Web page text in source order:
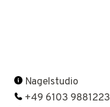
Nagelstudio
+49 6103 9881223